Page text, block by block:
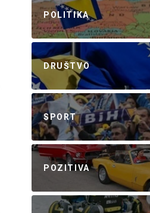
POLITIKA
DRUŠTVO
SPORT
POZITIVA